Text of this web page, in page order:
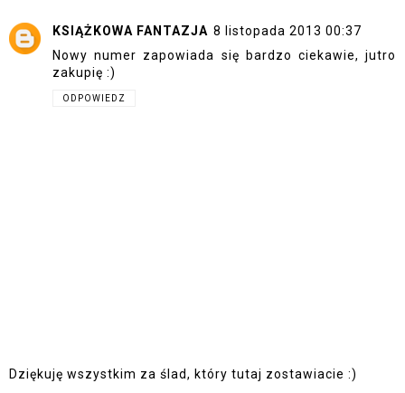
KSIĄŻKOWA FANTAZJA 8 listopada 2013 00:37
Nowy numer zapowiada się bardzo ciekawie, jutro
zakupię :)
ODPOWIEDZ
Dziękuję wszystkim za ślad, który tutaj zostawiacie :)